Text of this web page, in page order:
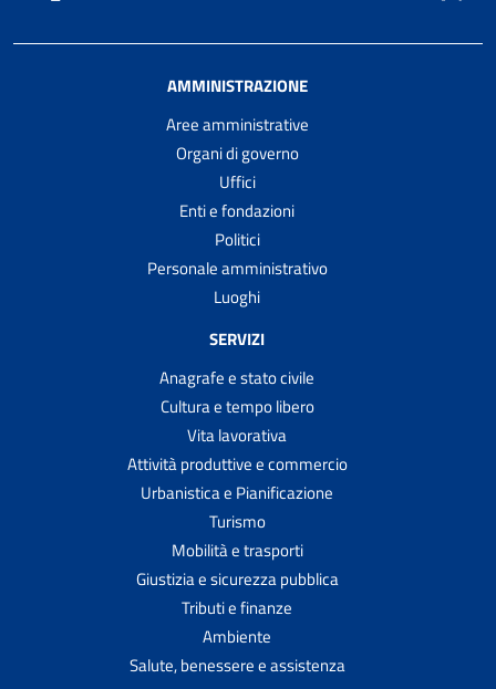
AMMINISTRAZIONE
Aree amministrative
Organi di governo
Uffici
Enti e fondazioni
Politici
Personale amministrativo
Luoghi
SERVIZI
Anagrafe e stato civile
Cultura e tempo libero
Vita lavorativa
Attività produttive e commercio
Urbanistica e Pianificazione
Turismo
Mobilità e trasporti
Giustizia e sicurezza pubblica
Tributi e finanze
Ambiente
Salute, benessere e assistenza